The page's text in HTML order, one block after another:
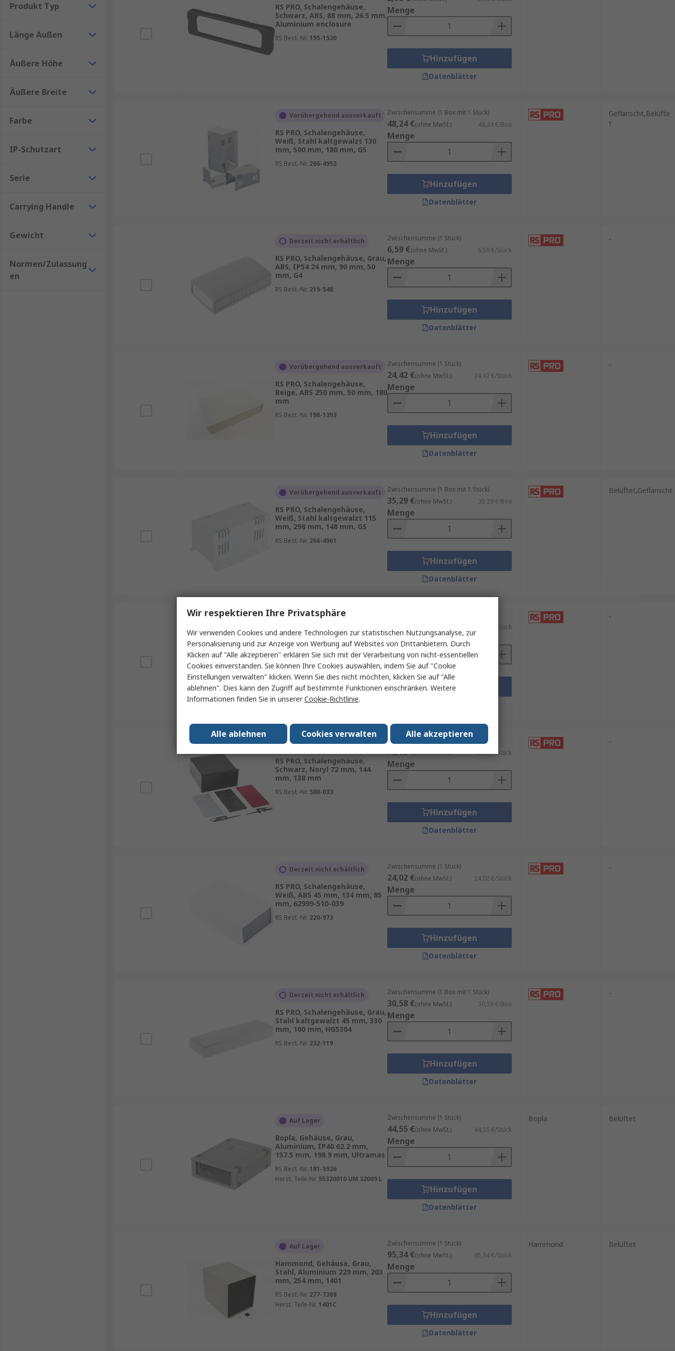
Leiterplatten
Messung/Überwachung der Prozesssteuerungsgeräte
Produkt Typ
Länge Außen
Äußere Höhe
Äußere Breite
Farbe
IP-Schutzart
Serie
Carrying Handle
Gewicht
Normen/Zulassung
en
RS PRO, Schalengehäuse,
Schwarz, ABS, 88 mm, 26.5 mm,
Aluminium enclosure
RS Best.-Nr. 195-1530
Menge
Hinzufügen
Datenblätter
Vorübergehend ausverkauft
RS PRO, Schalengehäuse,
Weiß, Stahl kaltgewalzt 130
mm, 500 mm, 180 mm, GS
RS Best.-Nr. 266-4952
Zwischensumme (1 Box mit 1 Stück)
48,24 €(ohne MwSt.) 48,24 €/Box
Menge
Hinzufügen
Datenblätter
Geflanscht,Belüfte
t
Derzeit nicht erhältlich
RS PRO, Schalengehäuse, Grau,
ABS, IP54 24 mm, 90 mm, 50
mm, G4
RS Best.-Nr. 219-548
Zwischensumme (1 Stück)
6,59 €(ohne MwSt.) 6,59 €/Stück
Menge
Hinzufügen
Datenblätter
-
Vorübergehend ausverkauft
RS PRO, Schalengehäuse,
Beige, ABS 250 mm, 50 mm, 180
mm
RS Best.-Nr. 198-1393
Zwischensumme (1 Stück)
24,42 €(ohne MwSt.) 24,42 €/Stück
Menge
Hinzufügen
Datenblätter
-
Vorübergehend ausverkauft
RS PRO, Schalengehäuse,
Weiß, Stahl kaltgewalzt 115
mm, 298 mm, 148 mm, GS
RS Best.-Nr. 266-4961
Zwischensumme (1 Box mit 1 Stück)
35,29 €(ohne MwSt.) 35,29 €/Box
Menge
Hinzufügen
Datenblätter
Belüftet,Geflanscht
Vorübergehend ausverkauft
RS PRO, Schalengehäuse,
Beige, ABS 33 mm, 105 mm, 80
mm
RS Best.-Nr.198-1380
11,65 €/Stück
Menge
Hinzufügen
-
Vorübergehend ausverkauft
RS PRO, Schalengehäuse,
Schwarz, Noryl 72 mm, 144
mm, 138 mm
RS Best.-Nr. 500-033
Zwischensumme (1 Stück)
72,03 €(ohne MwSt.) 72,03 €/Stück
Menge
Hinzufügen
Datenblätter
-
Derzeit nicht erhältlich
RS PRO, Schalengehäuse,
Weiß, ABS 45 mm, 134 mm, 85
mm, 62999-510-039
RS Best.-Nr. 220-973
Zwischensumme (1 Stück)
24,02 €(ohne MwSt.) 24,02 €/Stück
Menge
Hinzufügen
Datenblätter
-
Derzeit nicht erhältlich
RS PRO, Schalengehäuse, Grau,
Stahl kaltgewalzt 45 mm, 330
mm, 100 mm, HG5304
RS Best.-Nr. 232-119
Zwischensumme (1 Box mit 1 Stück)
30,58 €(ohne MwSt.) 30,58 €/Box
Menge
Hinzufügen
Datenblätter
-
Auf Lager
Bopla, Gehäuse, Grau,
Aluminium, IP40 62.2 mm,
157.5 mm, 198.9 mm, Ultramas
RS Best.-Nr. 181-5926
Herst. Teile-Nr. 55320010 UM 32009 L
Zwischensumme (1 Stück)
44,55 €(ohne MwSt.) 44,55 €/Stück
Menge
Hinzufügen
Datenblätter
Bopla Belüftet
Auf Lager
Hammond, Gehäuse, Grau,
Stahl, Aluminium 229 mm, 203
mm, 254 mm, 1401
RS Best.-Nr. 277-7388
Herst. Teile-Nr. 1401C
Zwischensumme (1 Stück)
95,34 €(ohne MwSt.) 95,34 €/Stück
Menge
Hinzufügen
Datenblätter
Hammond Belüftet
Wir respektieren Ihre Privatsphäre
Wir verwenden Cookies und andere Technologien zur statistischen Nutzungsanalyse, zur
Personalisierung und zur Anzeige von Werbung auf Websites von Drittanbietern. Durch
Klicken auf "Alle akzeptieren" erklären Sie sich mit der Verarbeitung von nicht-essentiellen
Cookies einverstanden. Sie können Ihre Cookies auswählen, indem Sie auf "Cookie
Einstellungen verwalten" klicken. Wenn Sie dies nicht möchten, klicken Sie auf "Alle
ablehnen". Dies kann den Zugriff auf bestimmte Funktionen einschränken. Weitere
Informationen finden Sie in unsererCookie-Richtlinie.
Alle akzeptieren
Cookies verwalten
Alle ablehnen